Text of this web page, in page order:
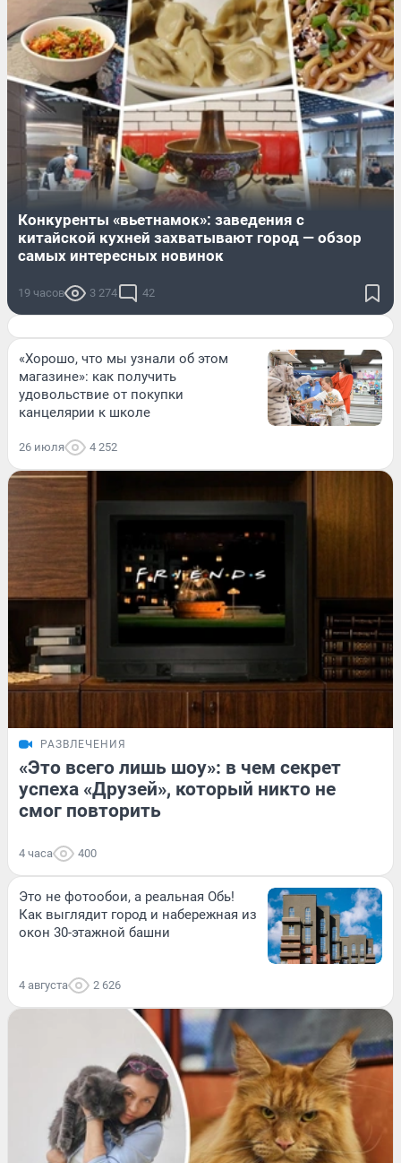
Конкуренты «вьетнамок»: заведения с
китайской кухней захватывают город — обзор
самых интересных новинок
19 часов 3 274 42
«Хорошо, что мы узнали об этом
магазине»: как получить
удовольствие от покупки
канцелярии к школе
26 июля 4 252
РАЗВЛЕЧЕНИЯ
«Это всего лишь шоу»: в чем секрет
успеха «Друзей», который никто не
смог повторить
4 часа 400
Это не фотообои, а реальная Обь!
Как выглядит город и набережная из
окон 30-этажной башни
4 августа 2 626